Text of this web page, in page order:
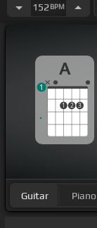
152 BPM
A
1 2 3
1
Guitar Piano